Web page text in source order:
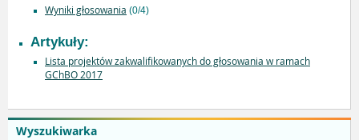
Wyszukiwarka
Wyniki głosowania (0/4)
Artykuły:
Lista projektów zakwalifikowanych do głosowania w ramach
GChBO 2017